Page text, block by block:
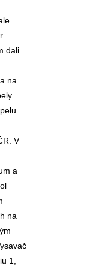
dali
na
V
a
na
1,